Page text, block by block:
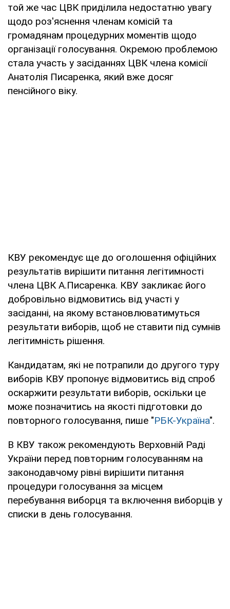
той же час ЦВК приділила недостатню увагу
щодо роз'яснення членам комісій та
громадянам процедурних моментів щодо
організації голосування. Окремою проблемою
стала участь у засіданнях ЦВК члена комісії
Анатолія Писаренка, який вже досяг
пенсійного віку.
КВУ рекомендує ще до оголошення офіційних
результатів вирішити питання легітимності
члена ЦВК А.Писаренка. КВУ закликає його
добровільно відмовитись від участі у
засіданні, на якому встановлюватимуться
результати виборів, щоб не ставити під сумнів
легітимність рішення.
Кандидатам, які не потрапили до другого туру
виборів КВУ пропонує відмовитись від спроб
оскаржити результати виборів, оскільки це
може позначитись на якості підготовки до
повторного голосування, пише "РБК-Україна".
В КВУ також рекомендують Верховній Раді
України перед повторним голосуванням на
законодавчому рівні вирішити питання
процедури голосування за місцем
перебування виборця та включення виборців у
списки в день голосування.